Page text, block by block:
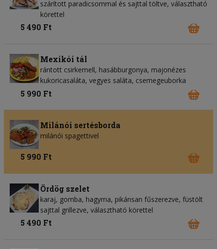
szárított paradicsommal és sajttal töltve, választható
körettel
5 490 Ft
Mexikói tál
rántott csirkemell, hasábburgonya, majonézes
kukoricasaláta, vegyes saláta, csemegeuborka
5 990 Ft
Milánói sertésborda
milánói spagettivel
5 990 Ft
Ördög szelet
karaj, gomba, hagyma, pikánsan fűszerezve, füstölt
sajttal grillezve, választható körettel
5 490 Ft